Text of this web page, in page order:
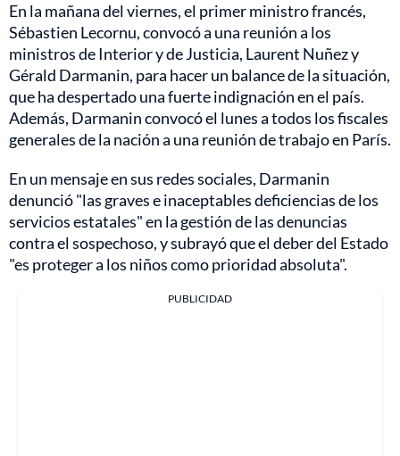
En la mañana del viernes, el primer ministro francés,
Sébastien Lecornu, convocó a una reunión a los
ministros de Interior y de Justicia, Laurent Nuñez y
Gérald Darmanin, para hacer un balance de la situación,
que ha despertado una fuerte indignación en el país.
Además, Darmanin convocó el lunes a todos los fiscales
generales de la nación a una reunión de trabajo en París.
En un mensaje en sus redes sociales, Darmanin
denunció "las graves e inaceptables deficiencias de los
servicios estatales" en la gestión de las denuncias
contra el sospechoso, y subrayó que el deber del Estado
"es proteger a los niños como prioridad absoluta".
PUBLICIDAD